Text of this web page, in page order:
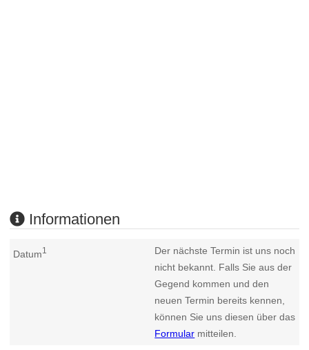
Informationen
Datum1
Der nächste Termin ist uns noch
nicht bekannt. Falls Sie aus der
Gegend kommen und den
neuen Termin bereits kennen,
können Sie uns diesen über das
Formular mitteilen.